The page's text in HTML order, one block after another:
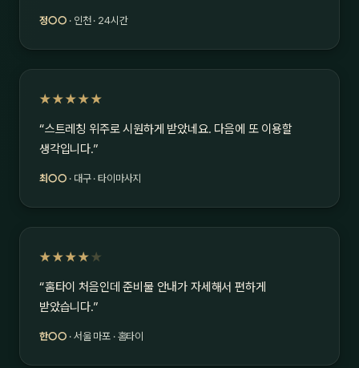
정○○ · 인천 · 24시간
★★★★★
“스트레칭 위주로 시원하게 받았네요. 다음에 또 이용할
생각입니다.”
최○○ · 대구 · 타이마사지
★★★★ ★
“홈타이 처음인데 준비물 안내가 자세해서 편하게
받았습니다.”
한○○ · 서울 마포 · 홈타이